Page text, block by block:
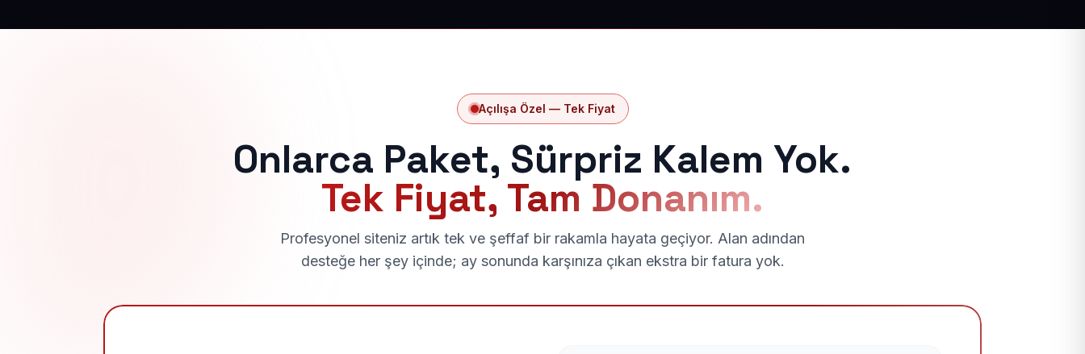
Açılışa Özel — Tek Fiyat
Onlarca Paket, Sürpriz Kalem Yok.
Tek Fiyat, Tam Donanım.
Profesyonel siteniz artık tek ve şeffaf bir rakamla hayata geçiyor. Alan adından
desteğe her şey içinde; ay sonunda karşınıza çıkan ekstra bir fatura yok.